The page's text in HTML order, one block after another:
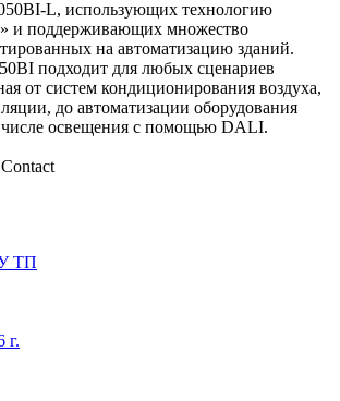
L, использующих технологию
и поддерживающих множество
на автоматизацию зданий.
подходит для любых сценариев
от систем кондиционирования воздуха,
до автоматизации оборудования
освещения с помощью DALI.
ТП
г.